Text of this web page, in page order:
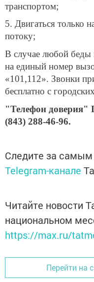
транспортом;
5. Двигаться только
потоку;
В случае любой беды
на единый номер
«101,112». Звонки
бесплатно с
"Телефон
(843) 288-46-96.
Следите за
Telegram-канале
Читайте новости
национальном
https://max.ru/
Перейти на